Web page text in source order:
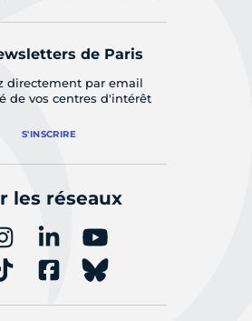
de Paris
directement par email
de vos centres d'intérêt
S'INSCRIRE
les réseaux